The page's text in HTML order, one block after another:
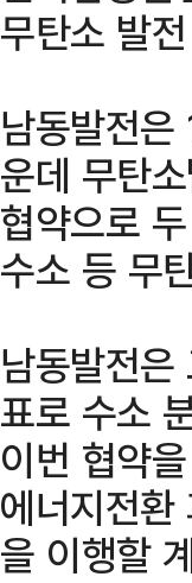
무탄소 발
남동발전
운데 무탄
협약으로
수소 등 무
남동발전
표로 수소
이번 협약
에너지전
을 이행할